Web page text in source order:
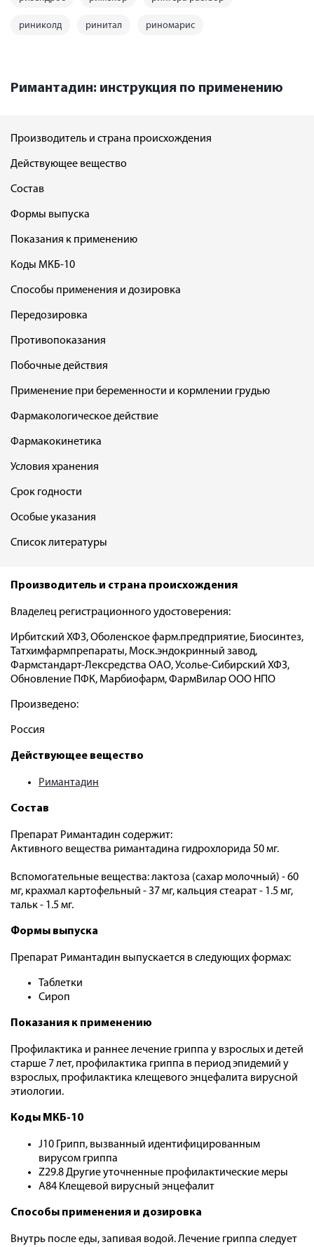
риниколд ринитал риномарис
Римантадин: инструкция по применению
Производитель и страна происхождения
Действующее вещество
Состав
Формы выпуска
Показания к применению
Коды МКБ-10
Способы применения и дозировка
Передозировка
Противопоказания
Побочные действия
Применение при беременности и кормлении грудью
Фармакологическое действие
Фармакокинетика
Условия хранения
Срок годности
Особые указания
Список литературы
Производитель и страна происхождения
Владелец регистрационного удостоверения:
Ирбитский ХФЗ, Оболенское фарм.предприятие, Биосинтез,
Татхимфармпрепараты, Моск.эндокринный завод,
Фармстандарт-Лексредства ОАО, Усолье-Сибирский ХФЗ,
Обновление ПФК, Марбиофарм, ФармВилар ООО НПО
Произведено:
Россия
Действующее вещество
Римантадин
Состав
Препарат Римантадин содержит:
Активного вещества римантадина гидрохлорида 50 мг.
Вспомогательные вещества: лактоза (сахар молочный) - 60
мг, крахмал картофельный - 37 мг, кальция стеарат - 1.5 мг,
тальк - 1.5 мг.
Формы выпуска
Препарат Римантадин выпускается в следующих формах:
Таблетки
Сироп
Показания к применению
Профилактика и раннее лечение гриппа у взрослых и детей
старше 7 лет, профилактика гриппа в период эпидемий у
взрослых, профилактика клещевого энцефалита вирусной
этиологии.
Коды МКБ-10
J10 Грипп, вызванный идентифицированным
вирусом гриппа
Z29.8 Другие уточненные профилактические меры
A84 Клещевой вирусный энцефалит
Способы применения и дозировка
Внутрь после еды, запивая водой. Лечение гриппа следует